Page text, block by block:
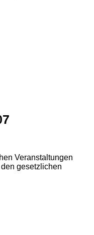
Veranstaltungen
gesetzlichen